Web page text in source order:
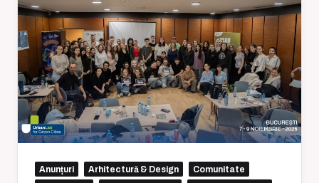
Anunțuri Arhitectură & Design
Comunitate